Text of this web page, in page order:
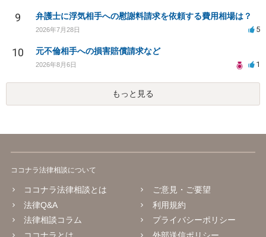
9 弁護士に浮気相手への慰謝料請求を依頼する費用相場は？
2026年7月28日 5
10 元不倫相手への損害賠償請求など
2026年8月6日 1
もっと見る
ココナラ法律相談について
ココナラ法律相談とは
法律Q&A
法律相談コラム
ココナラとは
ご意見・ご要望
利用規約
プライバシーポリシー
外部送信ポリシー